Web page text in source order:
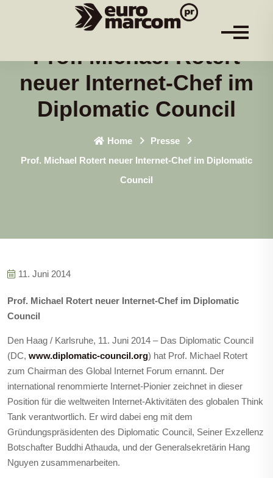
Prof. Michael Rotert
neuer Internet-Chef im
Diplomatic Council
Home
Presse
Prof. Michael Rotert neuer Internet-Chef im Diplomatic
Council
11. Juni 2014
Prof. Michael Rotert neuer Internet-Chef im Diplomatic
Council
Den Haag / Karlsruhe, 11. Juni 2014 – Das Diplomatic Council
(DC, www.diplomatic-council.org) hat Prof. Michael Rotert
zum Chairman des Global Internet Forum ernannt. Der
international renommierte Internet-Pionier zeichnet in dieser
Position für die weltweiten Internet-Aktivitäten des globalen Think
Tank verantwortlich. Er wird dabei eng mit dem
Gründungspräsidenten des Diplomatic Council, Seiner Exzellenz
Botschafter Buddhi Athauda, und der Generalsekretärin Hang
Nguyen zusammenarbeiten.